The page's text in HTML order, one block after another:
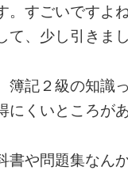
。すごいですよ
て、少し引きま
簿記２級の知識
にくいところがあ
書や問題集なん